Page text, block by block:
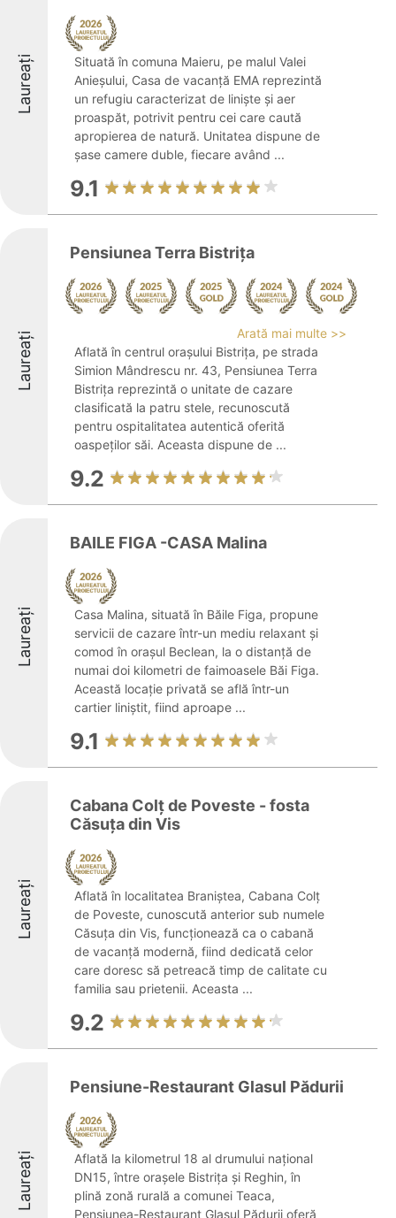
Laureați
Situată în comuna Maieru, pe malul Valei
Anieșului, Casa de vacanță EMA reprezintă
un refugiu caracterizat de liniște și aer
proaspăt, potrivit pentru cei care caută
apropierea de natură. Unitatea dispune de
șase camere duble, fiecare având ...
9.1
Laureați
Pensiunea Terra Bistrița
Arată mai multe >>
Aflată în centrul orașului Bistrița, pe strada
Simion Mândrescu nr. 43, Pensiunea Terra
Bistrița reprezintă o unitate de cazare
clasificată la patru stele, recunoscută
pentru ospitalitatea autentică oferită
oaspeților săi. Aceasta dispune de ...
9.2
Laureați
BAILE FIGA -CASA Malina
Casa Malina, situată în Băile Figa, propune
servicii de cazare într-un mediu relaxant și
comod în orașul Beclean, la o distanță de
numai doi kilometri de faimoasele Băi Figa.
Această locație privată se află într-un
cartier liniștit, fiind aproape ...
9.1
Laureați
Cabana Colț de Poveste - fosta
Căsuța din Vis
Aflată în localitatea Braniștea, Cabana Colț
de Poveste, cunoscută anterior sub numele
Căsuța din Vis, funcționează ca o cabană
de vacanță modernă, fiind dedicată celor
care doresc să petreacă timp de calitate cu
familia sau prietenii. Aceasta ...
9.2
Laureați
Pensiune-Restaurant Glasul Pădurii
Aflată la kilometrul 18 al drumului național
DN15, între orașele Bistrița și Reghin, în
plină zonă rurală a comunei Teaca,
Pensiunea-Restaurant Glasul Pădurii oferă